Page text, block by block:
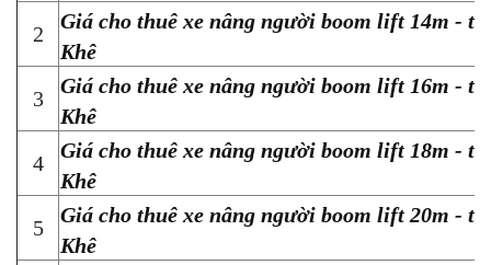
2
Giá cho thuê xe nâng người boom lift 14m -
Khê
3
Giá cho thuê xe nâng người boom lift 16m -
Khê
4
Giá cho thuê xe nâng người boom lift 18m -
Khê
5
Giá cho thuê xe nâng người boom lift 20m -
Khê